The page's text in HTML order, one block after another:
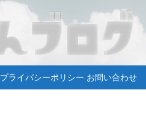
プライバシーポリシー お問い合わせ